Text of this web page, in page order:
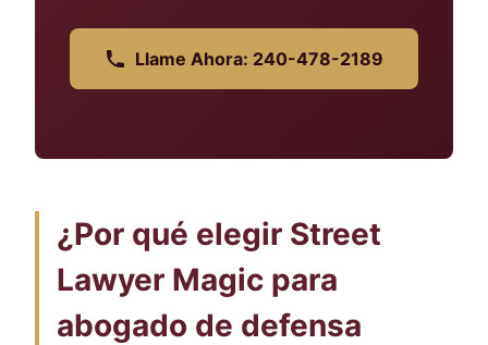
Llame Ahora: 240-478-2189
¿Por qué elegir Street
Lawyer Magic para
abogado de defensa